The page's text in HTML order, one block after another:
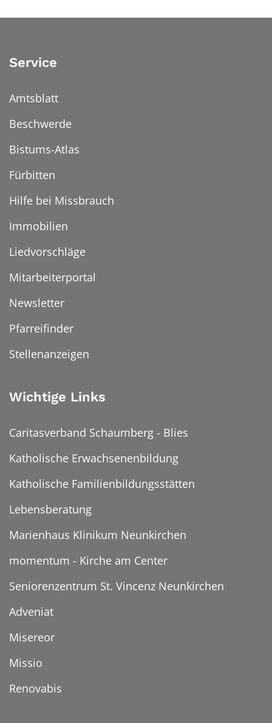
Service
Amtsblatt
Beschwerde
Bistums-Atlas
Fürbitten
Hilfe bei Missbrauch
Immobilien
Liedvorschläge
Mitarbeiterportal
Newsletter
Pfarreifinder
Stellenanzeigen
Wichtige Links
Caritasverband Schaumberg - Blies
Katholische Erwachsenenbildung
Katholische Familienbildungsstätten
Lebensberatung
Marienhaus Klinikum Neunkirchen
momentum - Kirche am Center
Seniorenzentrum St. Vincenz Neunkirchen
Adveniat
Misereor
Missio
Renovabis